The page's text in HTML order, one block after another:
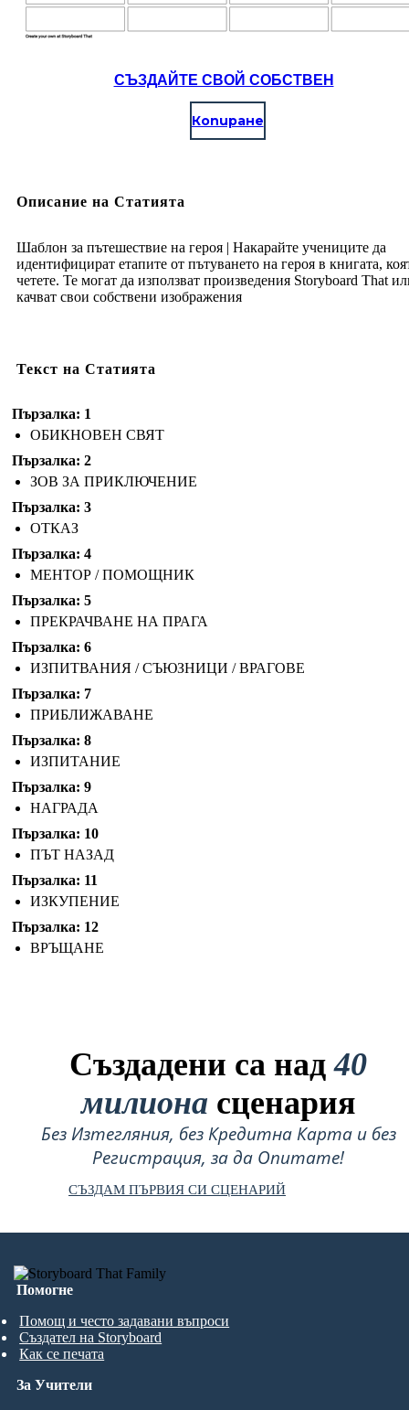
СЪЗДАЙТЕ СВОЙ СОБСТВЕН
Копиране
Описание на Статията
Шаблон за пътешествие на героя | Накарайте учениците да
идентифицират етапите от пътуването на героя в книгата,
четете. Те могат да използват произведения Storyboard That
качват свои собствени изображения
Текст на Статията
Пързалка: 1
ОБИКНОВЕН СВЯТ
Пързалка: 2
ЗОВ ЗА ПРИКЛЮЧЕНИЕ
Пързалка: 3
ОТКАЗ
Пързалка: 4
МЕНТОР / ПОМОЩНИК
Пързалка: 5
ПРЕКРАЧВАНЕ НА ПРАГА
Пързалка: 6
ИЗПИТВАНИЯ / СЪЮЗНИЦИ / ВРАГОВЕ
Пързалка: 7
ПРИБЛИЖАВАНЕ
Пързалка: 8
ИЗПИТАНИЕ
Пързалка: 9
НАГРАДА
Пързалка: 10
ПЪТ НАЗАД
Пързалка: 11
ИЗКУПЕНИЕ
Пързалка: 12
ВРЪЩАНЕ
Създадени са над40
милиона сценария
Без Изтегляния, без Кредитна Карта и без
Регистрация, за да Опитате!
СЪЗДАМ ПЪРВИЯ СИ СЦЕНАРИЙ
Помогне
Помощ и често задавани въпроси
Създател на Storyboard
Как се печата
За Учители